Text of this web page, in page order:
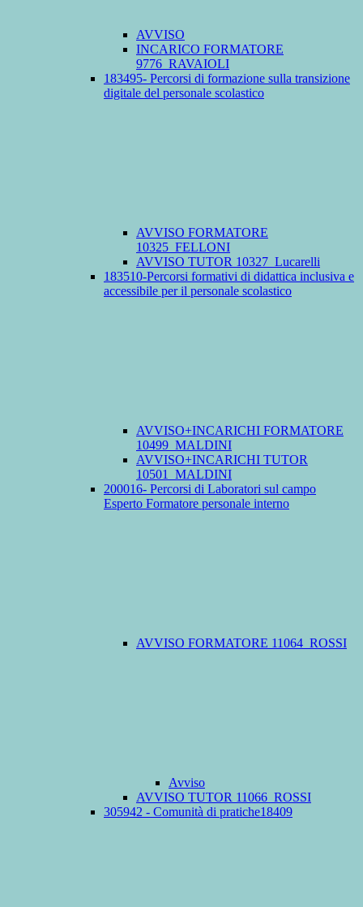
AVVISO
INCARICO FORMATORE
9776_RAVAIOLI
183495- Percorsi di formazione sulla transizione
digitale del personale scolastico
AVVISO FORMATORE
10325_FELLONI
AVVISO TUTOR 10327_Lucarelli
183510-Percorsi formativi di didattica inclusiva e
accessibile per il personale scolastico
AVVISO+INCARICHI FORMATORE
10499_MALDINI
AVVISO+INCARICHI TUTOR
10501_MALDINI
200016- Percorsi di Laboratori sul campo
Esperto Formatore personale interno
AVVISO FORMATORE 11064_ROSSI
Avviso
AVVISO TUTOR 11066_ROSSI
305942 - Comunità di pratiche18409